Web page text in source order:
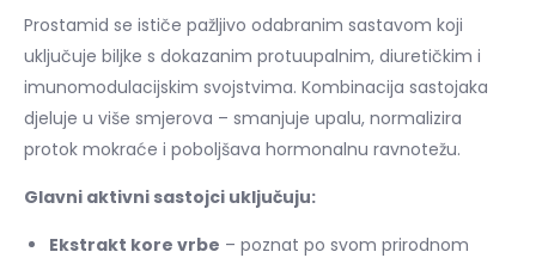
Prostamid se ističe pažljivo odabranim sastavom koji
uključuje biljke s dokazanim protuupalnim, diuretičkim i
imunomodulacijskim svojstvima. Kombinacija sastojaka
djeluje u više smjerova – smanjuje upalu, normalizira
protok mokraće i poboljšava hormonalnu ravnotežu.
Glavni aktivni sastojci uključuju:
Ekstrakt kore vrbe – poznat po svom prirodnom